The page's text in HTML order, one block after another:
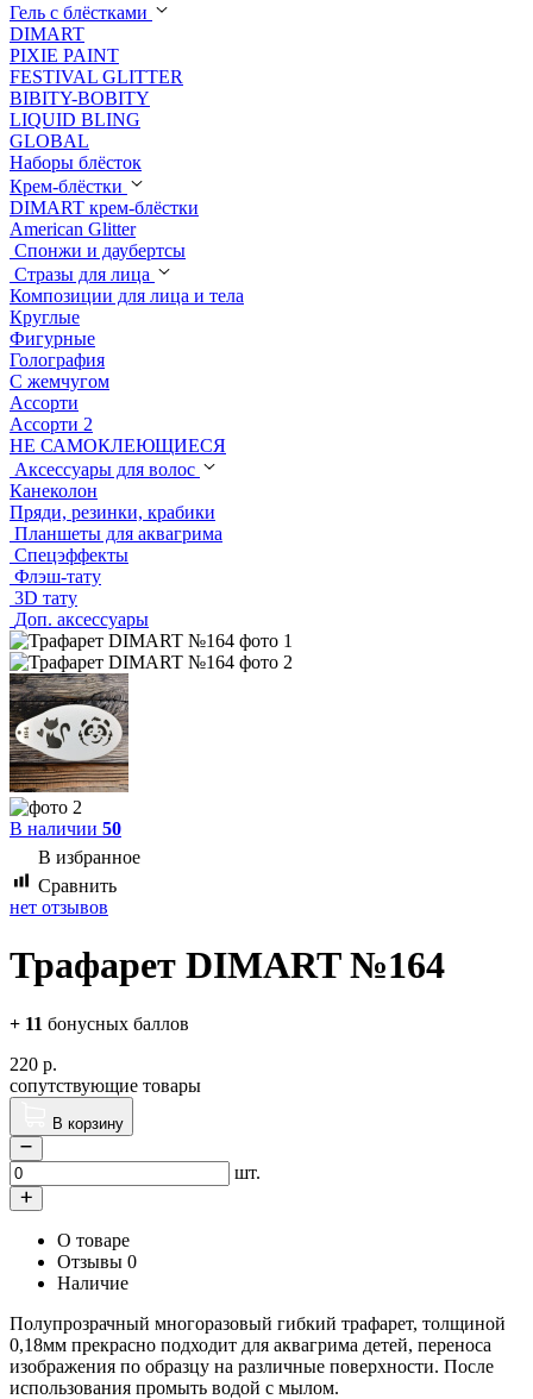
Гель с блёстками
DIMART
PIXIE PAINT
FESTIVAL GLITTER
BIBITY-BOBITY
LIQUID BLING
GLOBAL
Наборы блёсток
Крем-блёстки
DIMART крем-блёстки
American Glitter
Спонжи и даубертсы
Стразы для лица
Композиции для лица и тела
Круглые
Фигурные
Голография
С жемчугом
Ассорти
Ассорти 2
НЕ САМОКЛЕЮЩИЕСЯ
Аксессуары для волос
Канеколон
Пряди, резинки, крабики
Планшеты для аквагрима
Спецэффекты
Флэш-тату
3D тату
Доп. аксессуары
В наличии 50
В избранное
Сравнить
нет отзывов
Трафарет DIMART №164
+ 11 бонусных баллов
220 р.
сопутствующие товары
В корзину
шт.
О товаре
Отзывы 0
Наличие
Полупрозрачный многоразовый гибкий трафарет, толщиной
0,18мм прекрасно подходит для аквагрима детей, переноса
изображения по образцу на различные поверхности. После
использования промыть водой с мылом.